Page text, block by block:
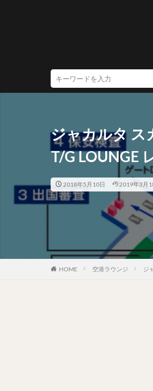
ジャカルタ ス
T/G LOUNGE
2018年5月10日 2019年3月
HOME 空港ラウンジ ジ